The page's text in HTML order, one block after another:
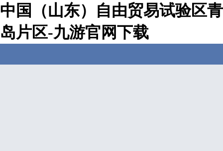
中国（山东）自由贸易试验区青
岛片区-九游官网下载